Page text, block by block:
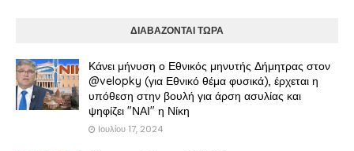
ΔΙΑΒΑΖΟΝΤΑΙ ΤΩΡΑ
Κάνει μήνυση ο Εθνικός μηνυτής Δήμητρας στον
@velopky (για Εθνικό θέμα φυσικά), έρχεται η
υπόθεση στην βουλή για άρση ασυλίας και
ψηφίζει "ΝΑΙ" η Νίκη
Ιουλίου 17, 2024